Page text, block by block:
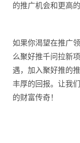
的推广机会和更高
如果你渴望在推广
么聚好推千问拉新
遇，加入聚好推的
丰厚的回报。让我
的财富传奇！